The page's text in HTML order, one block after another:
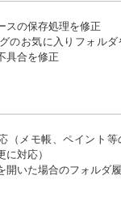
スの保存処理を修正
のお気に入りフォル
具合を修正
（メモ帳、ペイント
に対応）
開いた場合のフォルダ